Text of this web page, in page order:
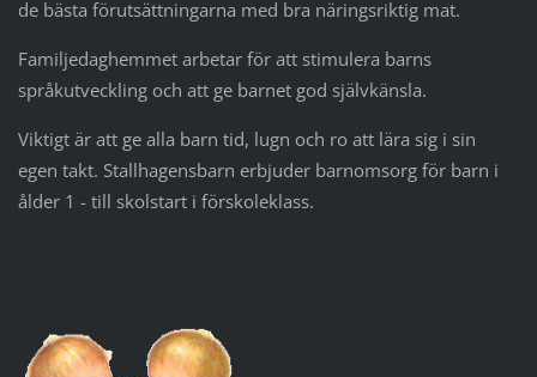
de bästa förutsättningarna med bra näringsriktig mat.
Familjedaghemmet arbetar för att stimulera barns
språkutveckling och att ge barnet god självkänsla.
Viktigt är att ge alla barn tid, lugn och ro att lära sig i sin
egen takt. Stallhagensbarn erbjuder barnomsorg för barn i
ålder 1 - till skolstart i förskoleklass.